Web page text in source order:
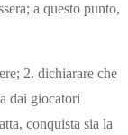
a questo punto,
2. dichiarare che
dai giocatori
conquista sia la